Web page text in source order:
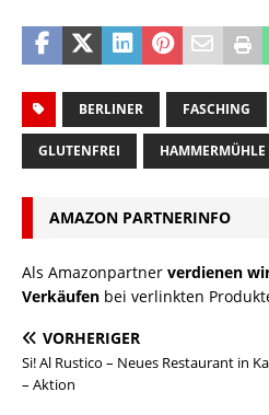
BERLINER FASCHING
GLUTENFREI HAMMERMÜHLE
AMAZON PARTNERINFO
Als Amazonpartner verdienen
Verkäufen bei verlinkten
VORHERIGER
Si! Al Rustico – Neues Restaurant in
– Aktion